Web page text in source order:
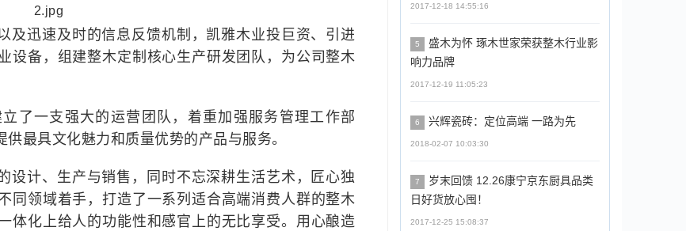
及迅速及时的信息反馈机制，凯雅木业投巨资、引进
设备，组建整木定制核心生产研发团队，为公司整木
了一支强大的运营团队，着重加强服务管理工作部
最具文化魅力和质量优势的产品与服务。
设计、生产与销售，同时不忘深耕生活艺术，匠心独
同领域着手，打造了一系列适合高端消费人群的整木
体化上给人的功能性和感官上的无比享受。用心酿造
2017-12-18 14:55:16
5
盛木为怀 琢木世家荣获整木行业影
响力品牌
2017-12-19 11:05:23
6 兴辉瓷砖：定位高端 一路为先
2018-02-07 10:03:30
7
岁末回馈 12.26康宁京东厨具品类
日好货放心囤！
2017-12-25 15:08:37